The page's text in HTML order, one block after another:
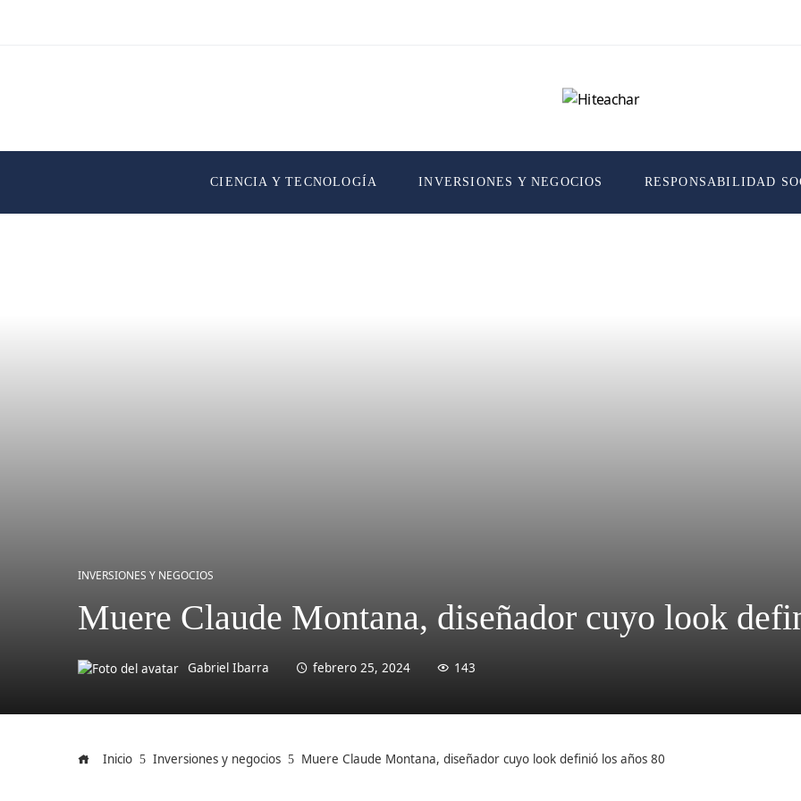
CIENCIA Y TECNOLOGÍA INVERSIONES Y NEGOCIOS RESPONSABILIDAD
INVERSIONES Y NEGOCIOS
Muere Claude Montana, diseñador cuyo look
Gabriel Ibarra febrero 25, 2024 143
Inicio Inversiones y negocios Muere Claude Montana, diseñador cuyo look definió los años 80